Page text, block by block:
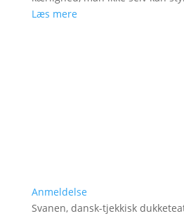
Læs mere
Anmeldelse
Svanen, dansk-tjekkisk